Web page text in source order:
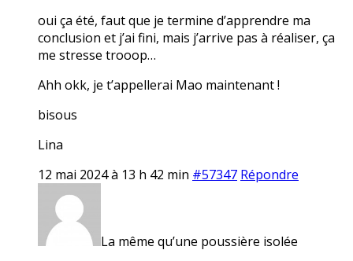
oui ça été, faut que je termine d’apprendre ma
conclusion et j’ai fini, mais j’arrive pas à réaliser, ça
me stresse trooop…
Ahh okk, je t’appellerai Mao maintenant !
bisous
Lina
12 mai 2024 à 13 h 42 min #57347 Répondre
La même qu’une poussière isolée